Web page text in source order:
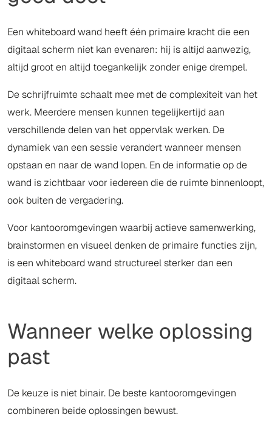
Een whiteboard wand heeft één primaire kracht die een
digitaal scherm niet kan evenaren: hij is altijd aanwezig,
altijd groot en altijd toegankelijk zonder enige drempel.
De schrijfruimte schaalt mee met de complexiteit van het
werk. Meerdere mensen kunnen tegelijkertijd aan
verschillende delen van het oppervlak werken. De
dynamiek van een sessie verandert wanneer mensen
opstaan en naar de wand lopen. En de informatie op de
wand is zichtbaar voor iedereen die de ruimte binnenloopt,
ook buiten de vergadering.
Voor kantooromgevingen waarbij actieve samenwerking,
brainstormen en visueel denken de primaire functies zijn,
is een whiteboard wand structureel sterker dan een
digitaal scherm.
Wanneer welke oplossing
past
De keuze is niet binair. De beste kantooromgevingen
combineren beide oplossingen bewust.